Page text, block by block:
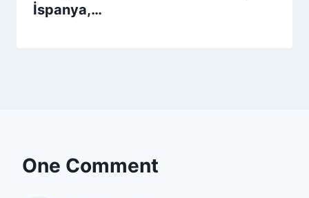
İspanya,…
One Comment